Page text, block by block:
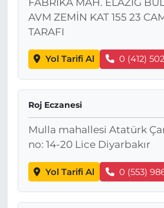
FABRİKA MAH. ELAZIĞ
AVM ZEMİN KAT 155 23
TARAFI
Yol Tarifi Al 0 (412)
Roj Eczanesi
Mulla mahallesi Atatürk
no: 14-20 Lice Diyarbakır
Yol Tarifi Al 0 (553)